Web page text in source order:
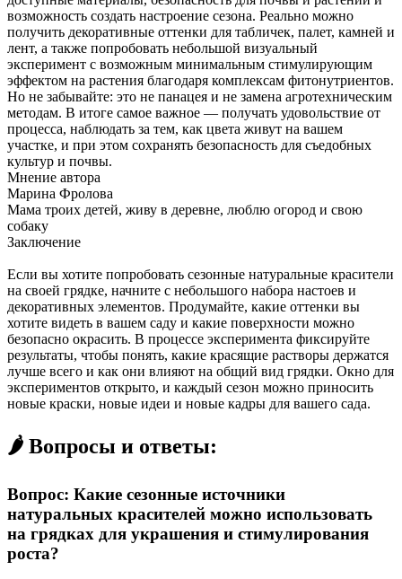
возможность создать настроение сезона. Реально можно
получить декоративные оттенки для табличек, палет, камней и
лент, а также попробовать небольшой визуальный
эксперимент с возможным минимальным стимулирующим
эффектом на растения благодаря комплексам фитонутриентов.
Но не забывайте: это не панацея и не замена агротехническим
методам. В итоге самое важное — получать удовольствие от
процесса, наблюдать за тем, как цвета живут на вашем
участке, и при этом сохранять безопасность для съедобных
культур и почвы.
Мнение автора
Марина Фролова
Мама троих детей, живу в деревне, люблю огород и свою
собаку
Заключение
Если вы хотите попробовать сезонные натуральные красители
на своей грядке, начните с небольшого набора настоев и
декоративных элементов. Продумайте, какие оттенки вы
хотите видеть в вашем саду и какие поверхности можно
безопасно окрасить. В процессе эксперимента фиксируйте
результаты, чтобы понять, какие красящие растворы держатся
лучше всего и как они влияют на общий вид грядки. Окно для
экспериментов открыто, и каждый сезон можно приносить
новые краски, новые идеи и новые кадры для вашего сада.
🌶️ Вопросы и ответы:
Вопрос: Какие сезонные источники
натуральных красителей можно использовать
на грядках для украшения и стимулирования
роста?